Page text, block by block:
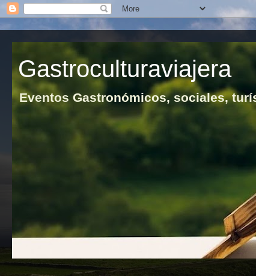
Gastroculturaviajera
Eventos Gastronómicos, sociales,